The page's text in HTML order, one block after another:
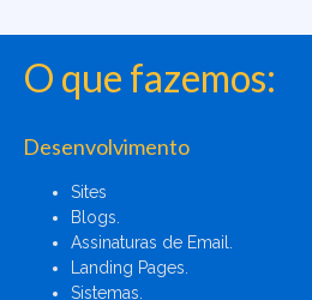
O que fazemos:
Desenvolvimento
Sites
Blogs.
Assinaturas de Email.
Landing Pages.
Sistemas.